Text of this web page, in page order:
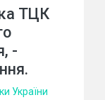
ТЦК
-
України